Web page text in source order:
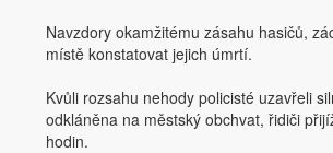
Navzdory okamžitému zásahu hasičů,
místě konstatovat jejich úmrtí.
Kvůli rozsahu nehody policisté uzavřeli
odkláněna na městský obchvat, řidiči
hodin.